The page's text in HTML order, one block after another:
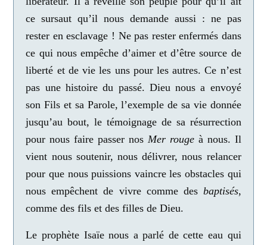
ce sursaut qu’il nous demande aussi : ne pas
rester en esclavage ! Ne pas rester enfermés dans
ce qui nous empêche d’aimer et d’être source de
liberté et de vie les uns pour les autres. Ce n’est
pas une histoire du passé. Dieu nous a envoyé
son Fils et sa Parole, l’exemple de sa vie donnée
jusqu’au bout, le témoignage de sa résurrection
pour nous faire passer nos Mer rougeà nous. Il
vient nous soutenir, nous délivrer, nous relancer
pour que nous puissions vaincre les obstacles qui
nous empêchent de vivre comme des baptisés,
comme des fils et des filles de Dieu.
Le prophète Isaïe nous a parlé de cette eau qui